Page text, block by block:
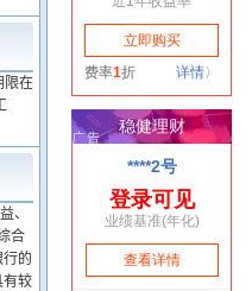
限在
、
合
的
有较